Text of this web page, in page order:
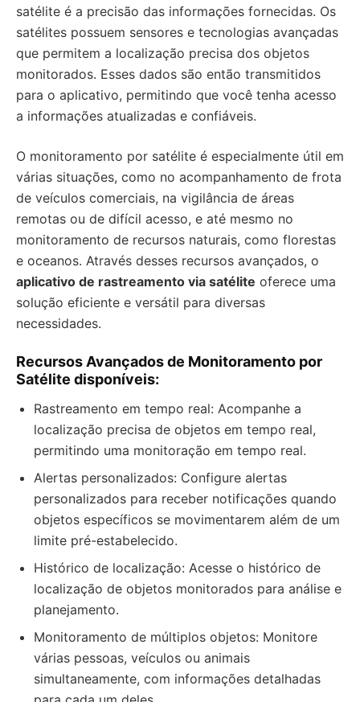
satélite é a precisão das informações fornecidas. Os
satélites possuem sensores e tecnologias avançadas
que permitem a localização precisa dos objetos
monitorados. Esses dados são então transmitidos
para o aplicativo, permitindo que você tenha acesso
a informações atualizadas e confiáveis.
O monitoramento por satélite é especialmente útil em
várias situações, como no acompanhamento de frota
de veículos comerciais, na vigilância de áreas
remotas ou de difícil acesso, e até mesmo no
monitoramento de recursos naturais, como florestas
e oceanos. Através desses recursos avançados, o
aplicativo de rastreamento via satélite oferece uma
solução eficiente e versátil para diversas
necessidades.
Recursos Avançados de Monitoramento por
Satélite disponíveis:
Rastreamento em tempo real: Acompanhe a
localização precisa de objetos em tempo real,
permitindo uma monitoração em tempo real.
Alertas personalizados: Configure alertas
personalizados para receber notificações quando
objetos específicos se movimentarem além de um
limite pré-estabelecido.
Histórico de localização: Acesse o histórico de
localização de objetos monitorados para análise e
planejamento.
Monitoramento de múltiplos objetos: Monitore
várias pessoas, veículos ou animais
simultaneamente, com informações detalhadas